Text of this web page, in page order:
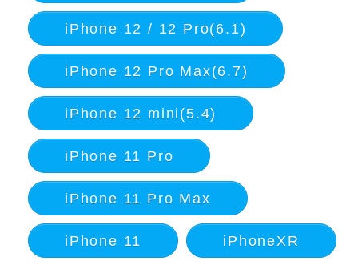
iPhone 12 / 12 Pro(6.1)
iPhone 12 Pro Max(6.7)
iPhone 12 mini(5.4)
iPhone 11 Pro
iPhone 11 Pro Max
iPhone 11 iPhoneXR